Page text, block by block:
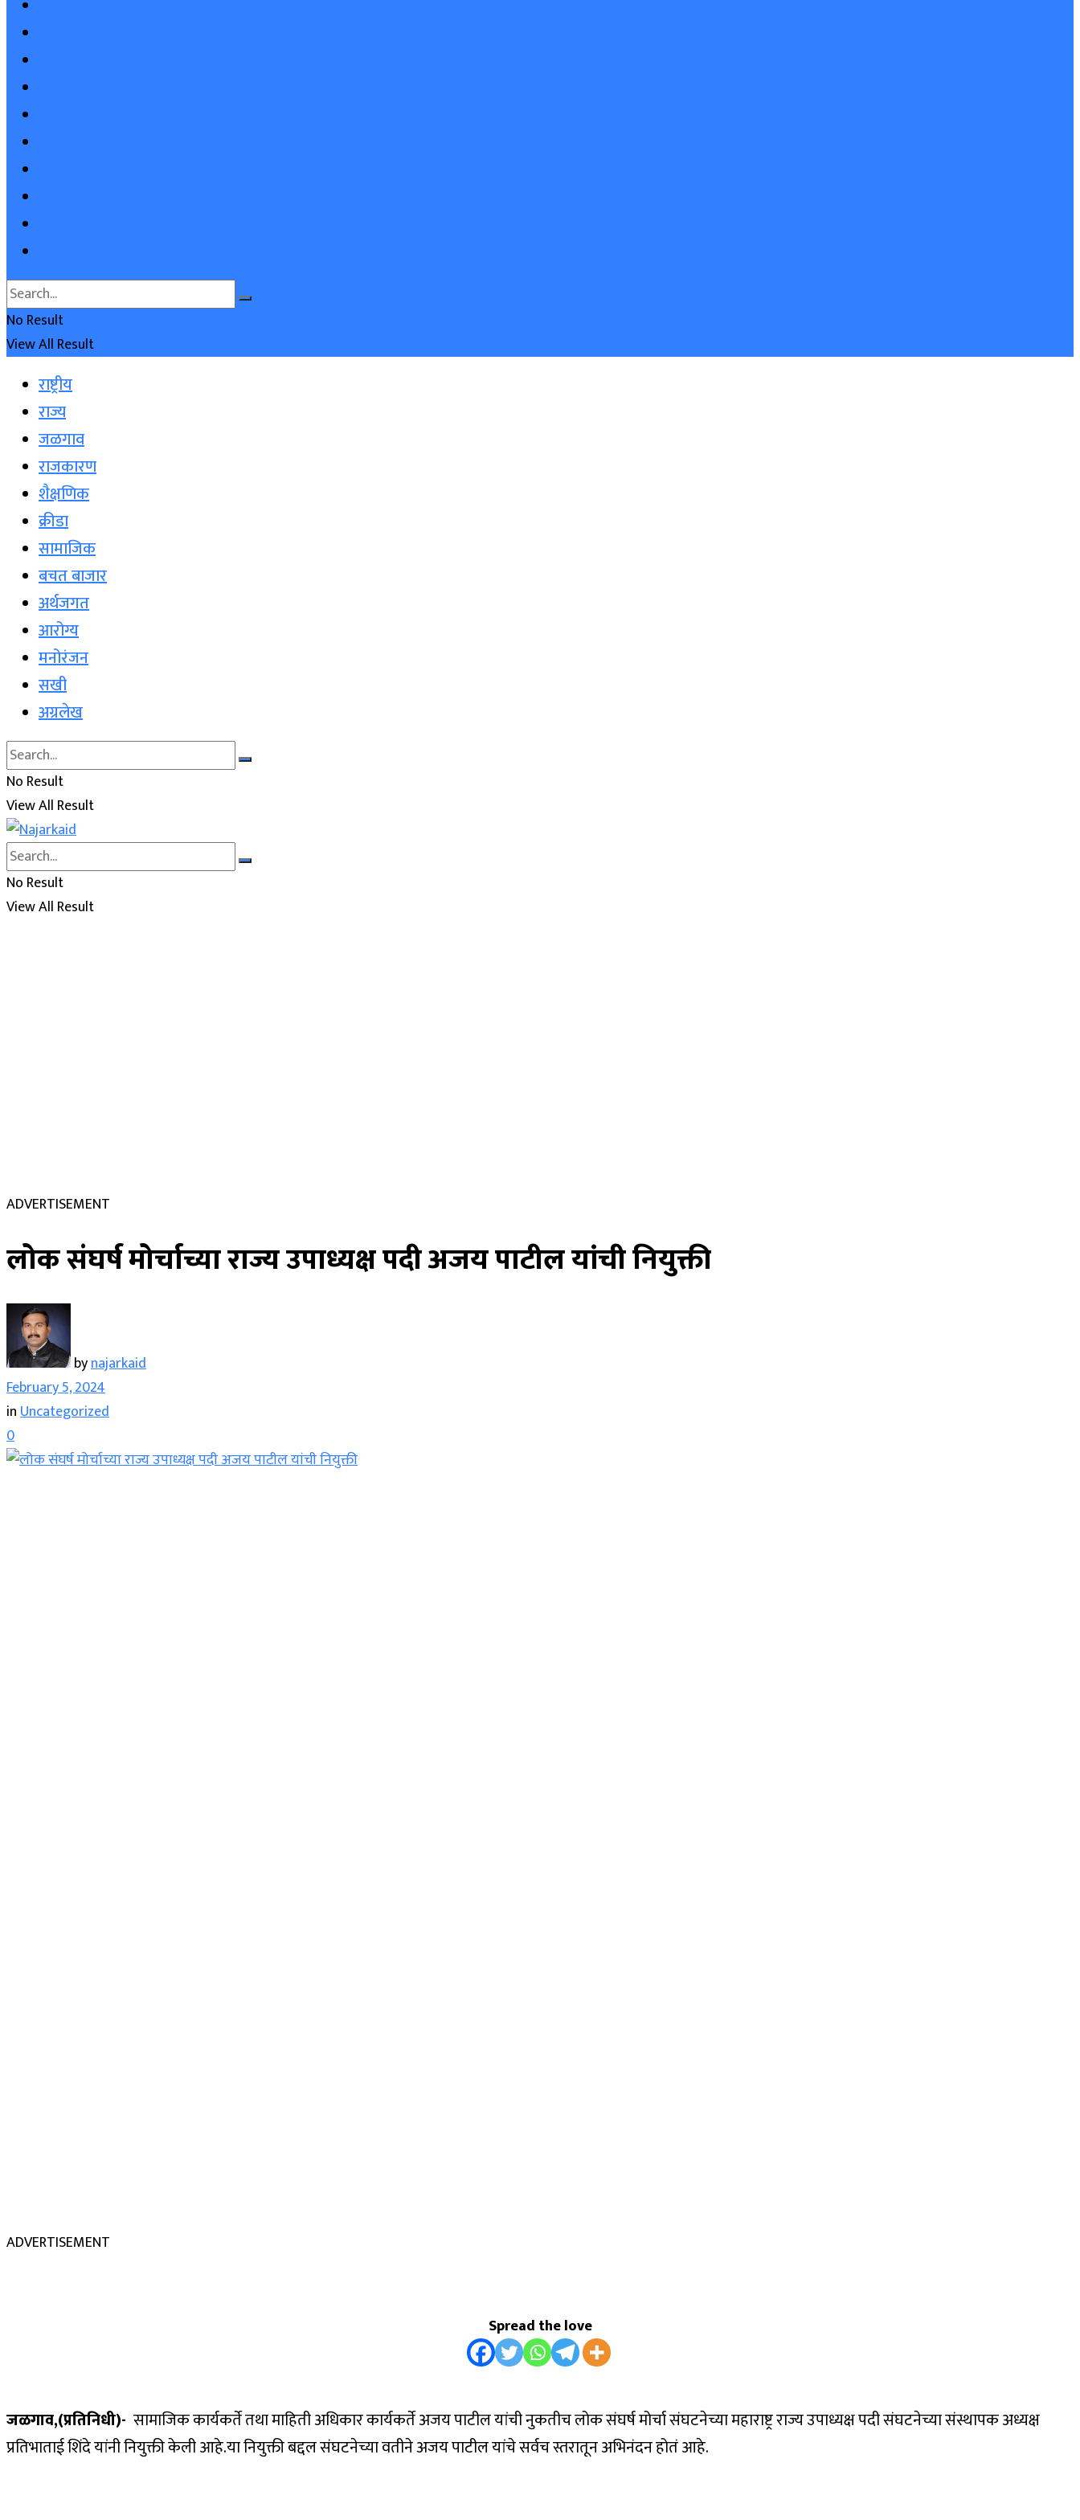
No Result
View All Result
राष्ट्रीय
राज्य
जळगाव
राजकारण
शैक्षणिक
क्रीडा
सामाजिक
बचत बाजार
अर्थजगत
आरोग्य
मनोरंजन
सखी
अग्रलेख
No Result
View All Result
No Result
View All Result
ADVERTISEMENT
लोक संघर्ष मोर्चाच्या राज्य उपाध्यक्ष पदी अजय पाटील यांची नियुक्ती
bynajarkaid
February 5, 2024
inUncategorized
0
ADVERTISEMENT
Spread the love
जळगाव,(प्रतिनिधी)- सामाजिक कार्यकर्ते तथा माहिती अधिकार कार्यकर्ते अजय पाटील यांची नुकतीच लोक संघर्ष मोर्चा संघटनेच्या महाराष्ट्र राज्य उपाध्यक्ष पदी संघटनेच्या संस्थापक अध्यक्ष
प्रतिभाताई शिंदे यांनी नियुक्ती केली आहे.या नियुक्ती बद्दल संघटनेच्या वतीने अजय पाटील यांचे सर्वच स्तरातून अभिनंदन होतं आहे.